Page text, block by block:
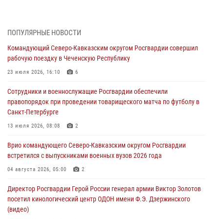
операция войск правопорядка
07 августа 2026, 15:28
пресечена противоправная деятельность, связанная с пропагандой
терроризма (видео)
07 августа 2026, 13:30
нарушений миграционного законодательства
07 августа 2026, 12:54
07 августа 2026, 12:37
ПОПУЛЯРНЫЕ НОВОСТИ
Командующий Северо-Кавказским округом Росгвардии совершил
рабочую поездку в Чеченскую Республику
23 июля 2026, 16:10 6
Сотрудники и военнослужащие Росгвардии обеспечили
правопорядок при проведении товарищеского матча по футболу в
Санкт-Петербурге
13 июля 2026, 08:08 2
Врио командующего Северо-Кавказским округом Росгвардии
встретился с выпускниками военных вузов 2026 года
04 августа 2026, 05:00 2
Директор Росгвардии Герой России генерал армии Виктор Золотов
посетил кинологический центр ОДОН имени Ф.Э. Дзержинского
(видео)